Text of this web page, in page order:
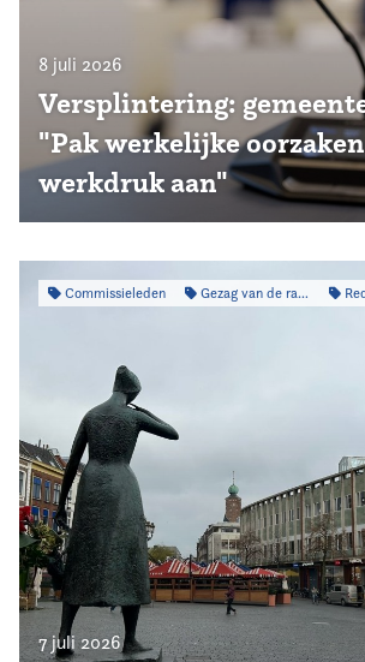
8 juli 2026
Versplintering:
"Pak werkelijke
werkdruk aan"
Commissieleden Gezag van de raad
7 juli 2026